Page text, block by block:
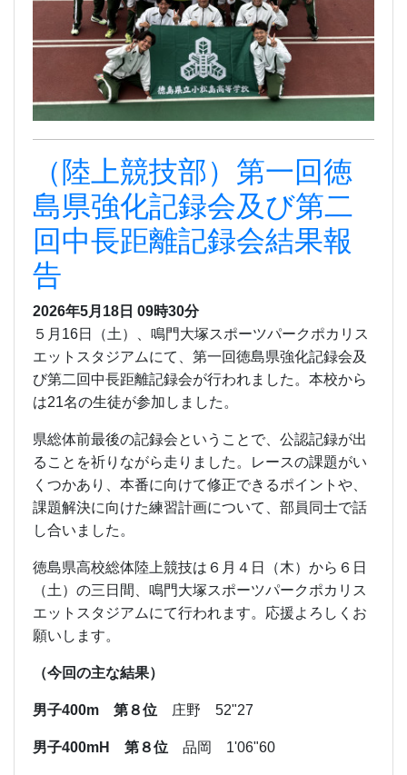
（陸上競技部）第一回徳
島県強化記録会及び第二
回中長距離記録会結果報
告
2026年5月18日 09時30分
５月16日（土）、鳴門大塚スポーツパークポカリス
エットスタジアムにて、第一回徳島県強化記録会及
び第二回中長距離記録会が行われました。本校から
は21名の生徒が参加しました。
県総体前最後の記録会ということで、公認記録が出
ることを祈りながら走りました。レースの課題がい
くつかあり、本番に向けて修正できるポイントや、
課題解決に向けた練習計画について、部員同士で話
し合いました。
徳島県高校総体陸上競技は６月４日（木）から６日
（土）の三日間、鳴門大塚スポーツパークポカリス
エットスタジアムにて行われます。応援よろしくお
願いします。
（今回の主な結果）
男子400m 第８位 庄野 52"27
男子400mH 第８位 品岡 1'06"60